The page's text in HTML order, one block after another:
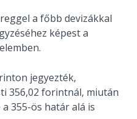
a főbb devizákkal
képest a
jegyezték,
356,02 forintnál, miután
355-ös határ alá is